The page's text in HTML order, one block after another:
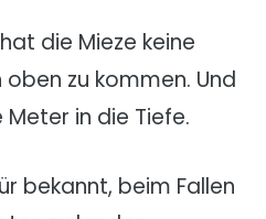
die Mieze keine
zu kommen. Und
in die Tiefe.
bekannt, beim Fallen